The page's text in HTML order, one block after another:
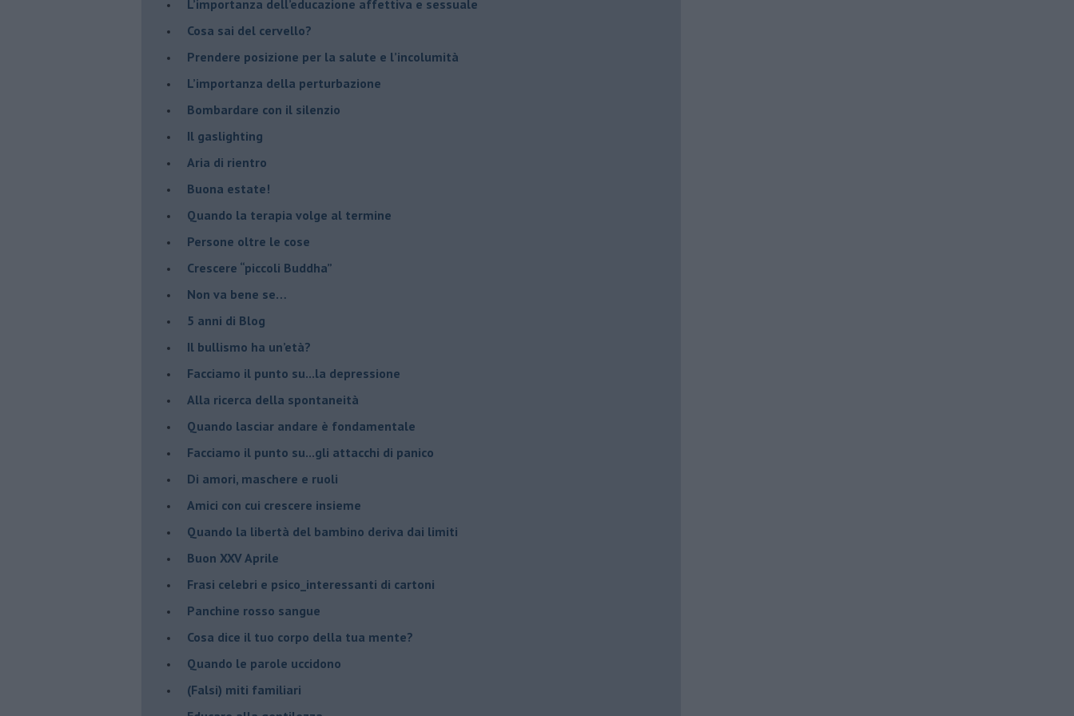
​L’importanza dell’educazione affettiva e sessuale
​Cosa sai del cervello?
Prendere posizione per la salute e l’incolumità
L’importanza della perturbazione
​Bombardare con il silenzio
Il gaslighting
Aria di rientro
Buona estate!
​Quando la terapia volge al termine
​Persone oltre le cose
​Crescere “piccoli Buddha”
Non va bene se…
​5 anni di Blog
​Il bullismo ha un’età?
Facciamo il punto su...la depressione
​Alla ricerca della spontaneità
​Quando lasciar andare è fondamentale
Facciamo il punto su...gli attacchi di panico
Di amori, maschere e ruoli
​Amici con cui crescere insieme
​Quando la libertà del bambino deriva dai limiti
Buon XXV Aprile
​Frasi celebri e psico_interessanti di cartoni
​Panchine rosso sangue
​Cosa dice il tuo corpo della tua mente?
​Quando le parole uccidono
​(Falsi) miti familiari